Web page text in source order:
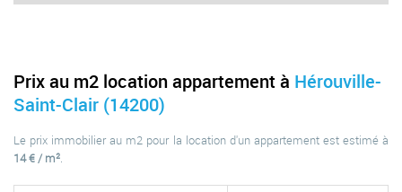
Prix au m2 location appartement à Hérouville-
Saint-Clair (14200)
Le prix immobilier au m2 pour la location d'un appartement est estimé à
14 € / m².